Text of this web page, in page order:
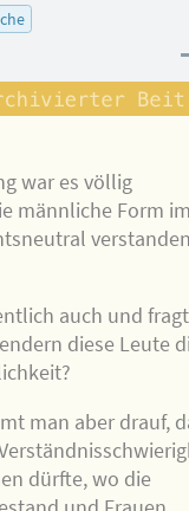
war es völlig
männliche Form
auch und
diese Leute
man aber drauf,
dürfte, wo die